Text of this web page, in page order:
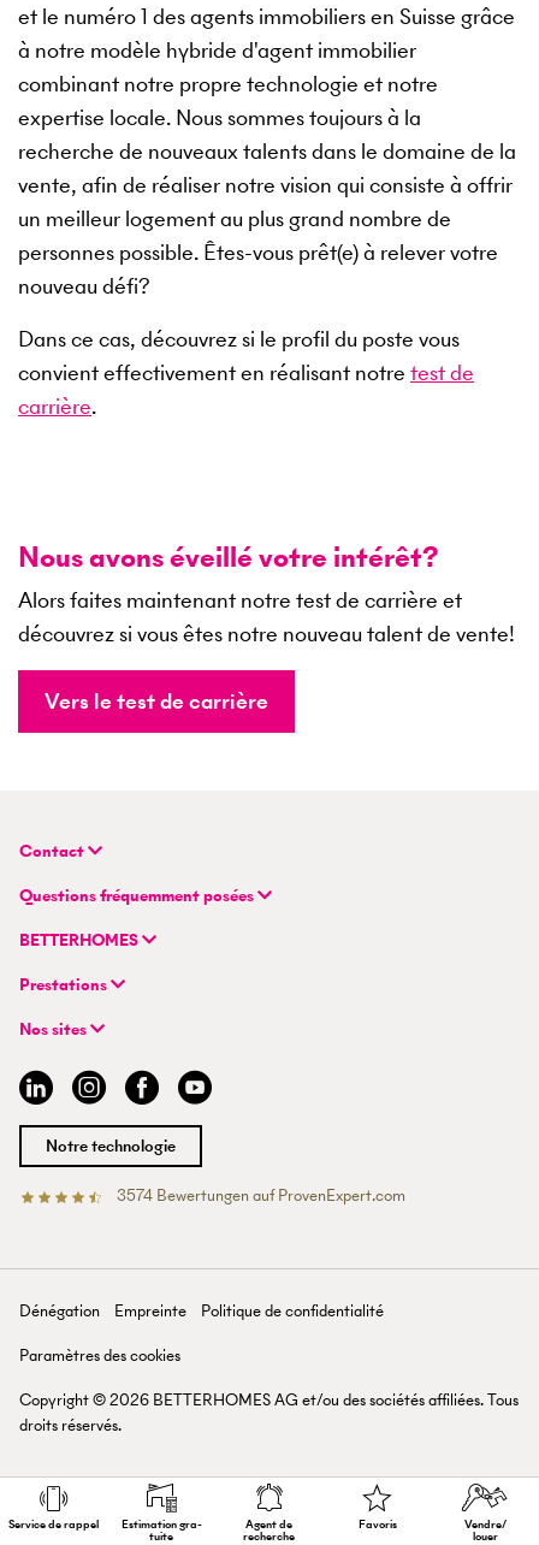
et le numéro 1 des agents immobiliers en Suisse grâce
à notre modèle hybride d'agent immobilier
combinant notre propre technologie et notre
expertise locale. Nous sommes toujours à la
recherche de nouveaux talents dans le domaine de la
vente, afin de réaliser notre vision qui consiste à offrir
un meilleur logement au plus grand nombre de
personnes possible. Êtes-vous prêt(e) à relever votre
nouveau défi?
Dans ce cas, découvrez si le profil du poste vous
convient effectivement en réalisant notre test de
carrière.
Nous avons éveillé votre intérêt?
Alors faites maintenant notre test de carrière et
découvrez si vous êtes notre nouveau talent de vente!
Vers le test de carrière
Contact
BETTERHOMES (Suisse) SA
Siège principal
Flurstrasse 55
info@betterhomes.ch
Questions fréquemment posées
FAQ | Évaluation immobilière
FAQ | Devenir agent immobilier
BETTERHOMES
Compagnie
Expériences BETTERHOMES
Emplois
Sites
Médias
Prestations
Recherche de bien
Estimation de bien
Guide de l'immobilier
Devenir agent immobilier
Nos sites
Argovie
Bâle
Coire
Lausanne
Lucerne
Saint-Gall
Lac de Zurich
Notre technologie
3574Bewertungen auf ProvenExpert.com
Dénégation Empreinte
Politique de confidentialité
Paramètres des cookies
Copyright ©2026 BETTERHOMES AG et/ou des sociétés affiliées. Tous
droits réservés.
Service de rappel Estimation gra­
tuite
Agent de
recherche
Favoris Vendre/
louer